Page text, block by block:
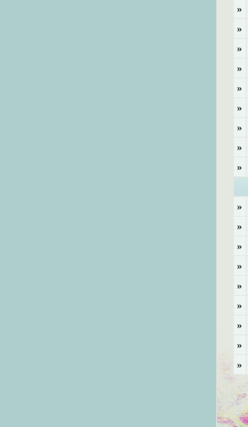
»
»
»
»
»
»
»
»
»
»
»
»
»
»
»
»
»
»